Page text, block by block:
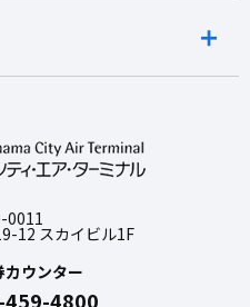
0011
12 スカイビル1F
カウンター
459-4800